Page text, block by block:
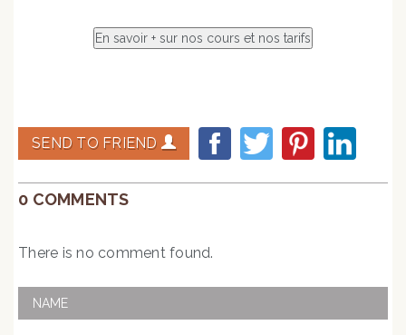
SEND TO FRIEND
0 COMMENTS
There is no comment found.